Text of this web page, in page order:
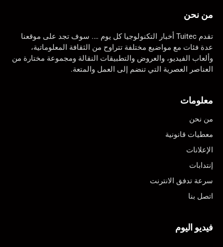
من نحن
تقدم Tuitec أخبار التكنولوجيا كل يوم …. سوف تجد على موقعنا
عدة فئات مع مواضيع مختلفة تتراوح من الثقافة المعلوماتية،
وألعاب الفيديو، والعروض والتطبيقات النقالة ومجموعة مختارة من
العناصر العصرية التي تنضم إلى العمل والمتعة.
معلومات
من نحن
معطيات قانونية
الإعلانات
إنتدابات
سرعة تدفق الانترنت
اتصل بنا
فيديو اليوم